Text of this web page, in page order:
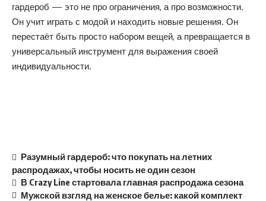
гардероб — это не про ограничения, а про возможности.
Он учит играть с модой и находить новые решения. Он
перестаёт быть просто набором вещей, а превращается в
универсальный инструмент для выражения своей
индивидуальности.
Разумный гардероб: что покупать на летних
распродажах, чтобы носить не один сезон
В Crazy Line стартовала главная распродажа сезона
Мужской взгляд на женское белье: какой комплект